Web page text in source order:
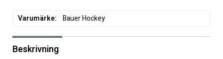
Varumärke Bauer Hockey
Beskrivning